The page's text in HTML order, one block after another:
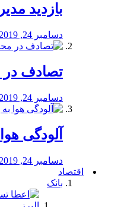
بازدید
دسامبر 24, 2019
تصادف در
دسامبر 24, 2019
آلودگی
دسامبر 24, 2019
اقتصاد
بانک